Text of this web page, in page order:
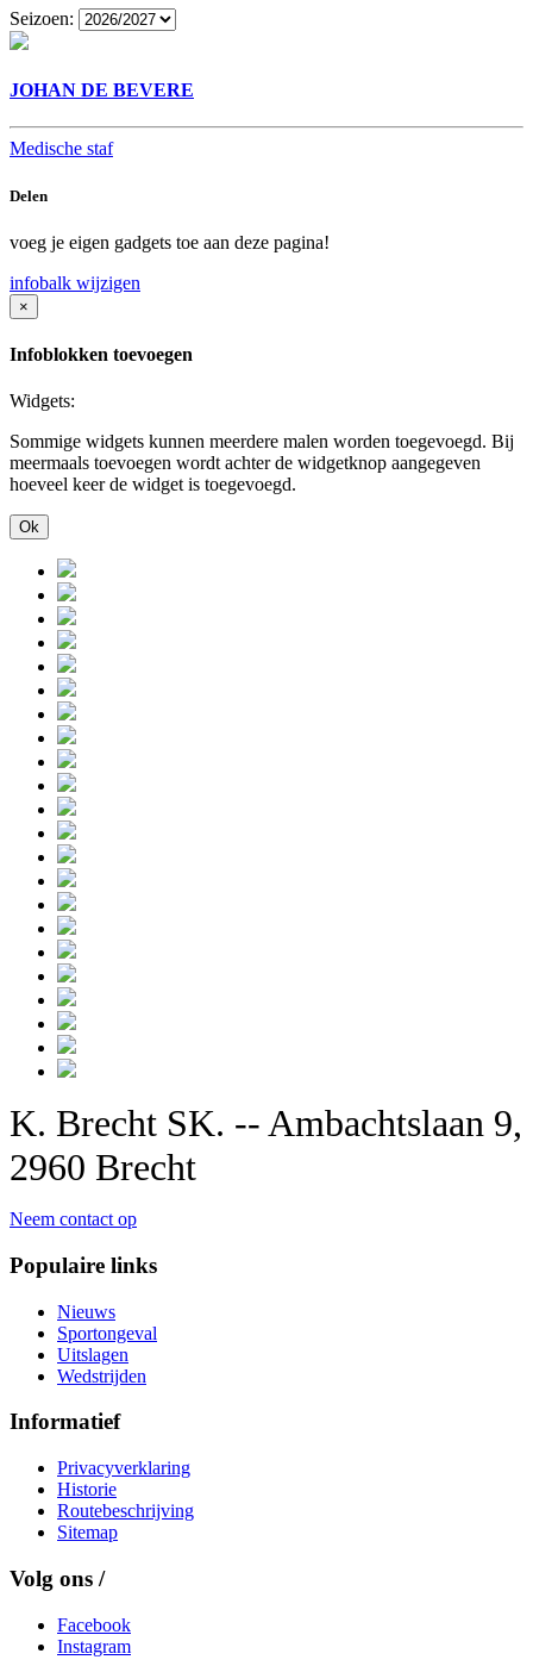
Seizoen:
JOHAN DE BEVERE
Medische staf
Delen
voeg je eigen gadgets toe aan deze pagina!
infobalk wijzigen
×
Infoblokken toevoegen
Widgets:
Sommige widgets kunnen meerdere malen worden toegevoegd. Bij
meermaals toevoegen wordt achter de widgetknop aangegeven
hoeveel keer de widget is toegevoegd.
Ok
K. Brecht SK. -- Ambachtslaan 9,
2960 Brecht
Neem contact op
Populaire links
Nieuws
Sportongeval
Uitslagen
Wedstrijden
Informatief
Privacyverklaring
Historie
Routebeschrijving
Sitemap
Volg ons /
Facebook
Instagram